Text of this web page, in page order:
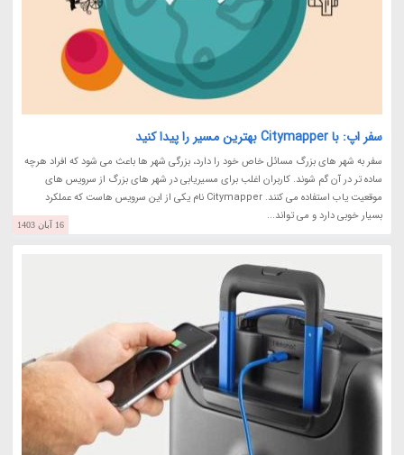
سفر اپ: با Citymapper بهترین مسیر را پیدا کنید
سفر به شهر های بزرگ مسائل خاص خود را دارد، بزرگی شهر ها باعث می شود که افراد هرچه
ساده تر در آن گم شوند. کاربران اغلب برای مسیریابی در شهر های بزرگ از سرویس های
موقعیت یاب استفاده می کنند. Citymapper نام یکی از این سرویس هاست که عملکرد
بسیار خوبی دارد و می تواند...
16 آبان 1403